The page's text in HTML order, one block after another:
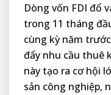
Dòng vốn FDI đổ
trong 11 tháng
cùng kỳ năm
đẩy nhu cầu thuê
này tạo ra cơ hội
sản công nghiệp,